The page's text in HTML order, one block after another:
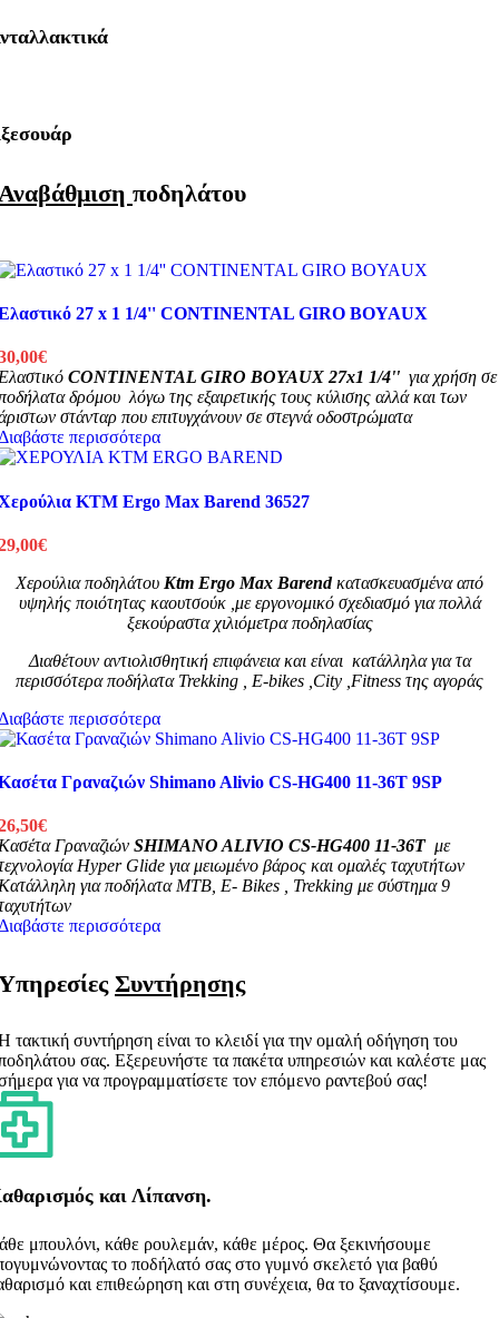
ποδηλάτου
27 x 1 1/4'' CONTINENTAL GIRO BOYAUX
€
CONTINENTAL GIRO BOYAUX 27x1 1/4'' για χρήση σε
δρόμου λόγω της εξαιρετικής τους κύλισης αλλά και των
στάνταρ που επιτυγχάνουν σε στεγνά οδοστρώματα
περισσότερα
KTM Ergo Max Barend 36527
€
Χερούλια ποδηλάτου Ktm Ergo Max Barendκατασκευασμένα από
υψηλής ποιότητας καουτσούκ ,με εργονομικό σχεδιασμό για πολλά
ξεκούραστα χιλιόμετρα ποδηλασίας
Διαθέτουν αντιολισθητική επιφάνεια και είναι κατάλληλα για τα
περισσότερα ποδήλατα Trekking , E-bikes ,City ,Fitness της αγοράς
περισσότερα
Γραναζιών Shimano Alivio CS-HG400 11-36T 9SP
€
Γραναζιών SHIMANO ALIVIO CS-HG400 11-36Tμε
Hyper Glide για μειωμένο βάρος και ομαλές ταχυτήτων
για ποδήλατα MTB, E- Bikes , Trekking με σύστημα 9
περισσότερα
Συντήρησης
τακτική συντήρηση είναι το κλειδί για την ομαλή οδήγηση του
σας. Εξερευνήστε τα πακέτα υπηρεσιών και καλέστε μας
για να προγραμματίσετε τον επόμενο ραντεβού σας!
και Λίπανση.
μπουλόνι, κάθε ρουλεμάν, κάθε μέρος. Θα ξεκινήσουμε
το ποδήλατό σας στο γυμνό σκελετό για βαθύ
και επιθεώρηση και στη συνέχεια, θα το ξαναχτίσουμε.